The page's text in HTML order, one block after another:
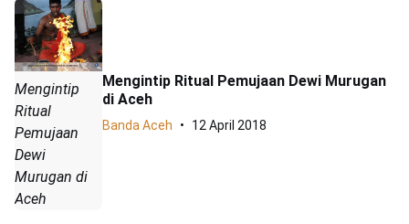
Mengintip
Ritual
Pemujaan
Dewi
Murugan di
Aceh
Mengintip Ritual Pemujaan Dewi Murugan
di Aceh
Banda Aceh 12 April 2018